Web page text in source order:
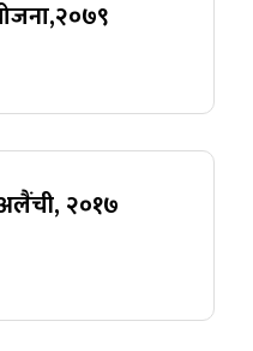
अलैंची, २०१७